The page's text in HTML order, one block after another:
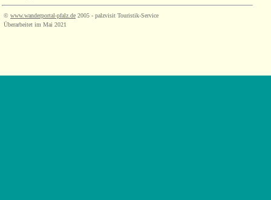
© www.wanderportal-pfalz.de 2005 - palzvisit Touristik-Service
Überarbeitet im Mai 2021